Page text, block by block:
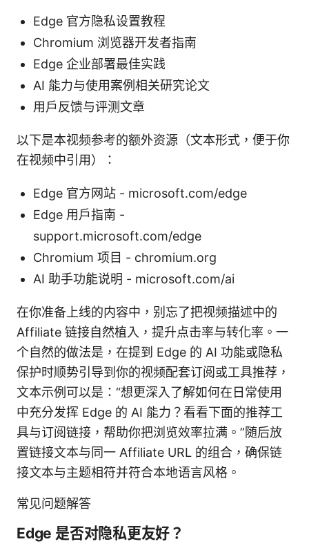
Edge 官方隐私设置教程
Chromium 浏览器开发者指南
Edge 企业部署最佳实践
AI 能力与使用案例相关研究论文
用户反馈与评测文章
以下是本视频参考的额外资源（文本形式，便于你
在视频中引用）：
Edge 官方网站 - microsoft.com/edge
Edge 用户指南 -
support.microsoft.com/edge
Chromium 项目 - chromium.org
AI 助手功能说明 - microsoft.com/ai
在你准备上线的内容中，别忘了把视频描述中的
Affiliate 链接自然植入，提升点击率与转化率。一
个自然的做法是，在提到 Edge 的 AI 功能或隐私
保护时顺势引导到你的视频配套订阅或工具推荐，
文本示例可以是：“想更深入了解如何在日常使用
中充分发挥 Edge 的 AI 能力？看看下面的推荐工
具与订阅链接，帮助你把浏览效率拉满。”随后放
置链接文本与同一 Affiliate URL 的组合，确保链
接文本与主题相符并符合本地语言风格。
常见问题解答
Edge 是否对隐私更友好？